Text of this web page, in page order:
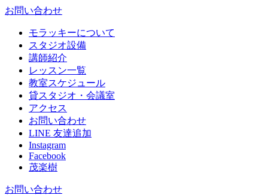
お問い合わせ
モラッキーについて
スタジオ設備
講師紹介
レッスン一覧
教室スケジュール
貸スタジオ・会議室
アクセス
お問い合わせ
LINE 友達追加
Instagram
Facebook
茂楽樹
お問い合わせ